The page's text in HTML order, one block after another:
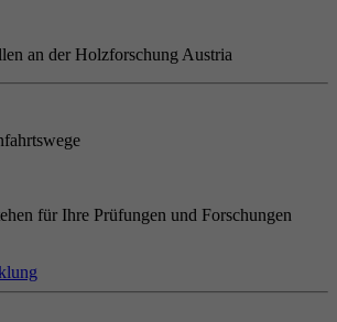
an der Holzforschung Austria
für Ihre Prüfungen und Forschungen